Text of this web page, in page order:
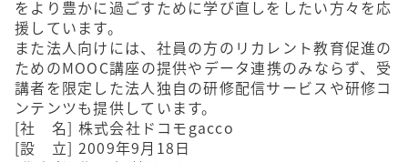
をより豊かに過ごすために学び直しをしたい方々を応
援しています。
また法人向けには、社員の方のリカレント教育促進の
ためのMOOC講座の提供やデータ連携のみならず、受
講者を限定した法人独自の研修配信サービスや研修コ
ンテンツも提供しています。
[社 名] 株式会社ドコモgacco
[設 立] 2009年9月18日